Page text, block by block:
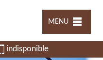
MENU
indisponible